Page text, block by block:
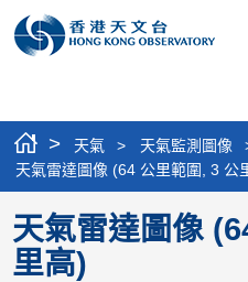
> 天氣 > 天氣監測圖像
天氣雷達圖像 (64 公里範圍, 3 公
天氣雷達圖像
里高)